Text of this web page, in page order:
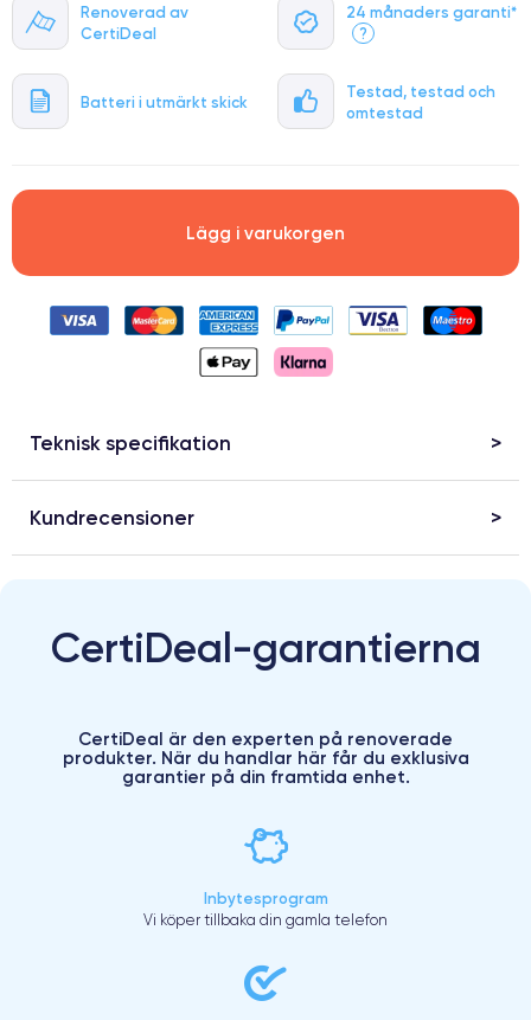
Renoverad av
CertiDeal
24 månaders garanti*
?
Batteri i utmärkt skick
Testad, testad och
omtestad
Lägg i varukorgen
Teknisk specifikation
Kundrecensioner
CertiDeal-garantierna
CertiDeal är den experten på renoverade
produkter. När du handlar här får du exklusiva
garantier på din framtida enhet.
Inbytesprogram
Vi köper tillbaka din gamla telefon